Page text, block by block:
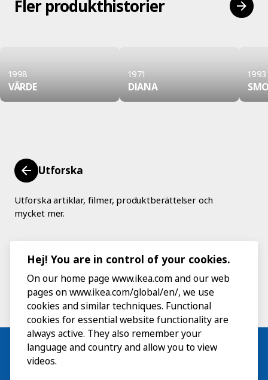
Fler produkthistorier
1998
VÄRDE
1971
DIANA
1993
Utforska
Utforska artiklar, filmer, produktberättelser och
mycket mer.
Hej! You are in control of your cookies.
On our home page www.ikea.com and our web
pages on www.ikea.com/global/en/, we use
cookies and similar techniques. Functional
cookies for essential website functionality are
always active. They also remember your
language and country and allow you to view
videos.